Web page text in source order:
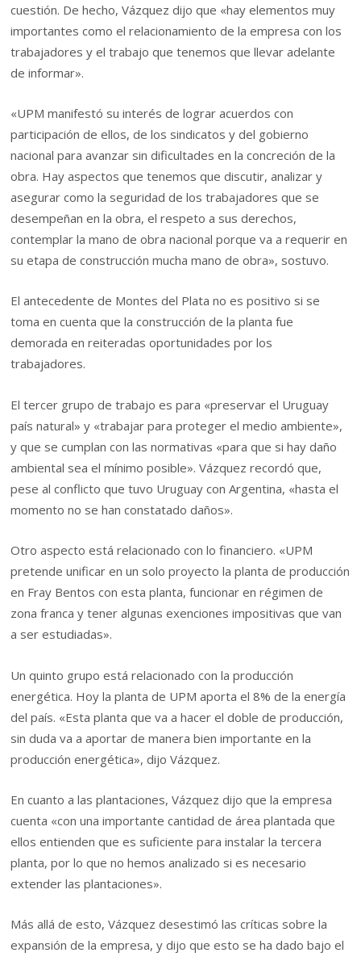
cuestión. De hecho, Vázquez dijo que «hay elementos muy
importantes como el relacionamiento de la empresa con los
trabajadores y el trabajo que tenemos que llevar adelante
de informar».
«UPM manifestó su interés de lograr acuerdos con
participación de ellos, de los sindicatos y del gobierno
nacional para avanzar sin dificultades en la concreción de la
obra. Hay aspectos que tenemos que discutir, analizar y
asegurar como la seguridad de los trabajadores que se
desempeñan en la obra, el respeto a sus derechos,
contemplar la mano de obra nacional porque va a requerir en
su etapa de construcción mucha mano de obra», sostuvo.
El antecedente de Montes del Plata no es positivo si se
toma en cuenta que la construcción de la planta fue
demorada en reiteradas oportunidades por los
trabajadores.
El tercer grupo de trabajo es para «preservar el Uruguay
país natural» y «trabajar para proteger el medio ambiente»,
y que se cumplan con las normativas «para que si hay daño
ambiental sea el mínimo posible». Vázquez recordó que,
pese al conflicto que tuvo Uruguay con Argentina, «hasta el
momento no se han constatado daños».
Otro aspecto está relacionado con lo financiero. «UPM
pretende unificar en un solo proyecto la planta de producción
en Fray Bentos con esta planta, funcionar en régimen de
zona franca y tener algunas exenciones impositivas que van
a ser estudiadas».
Un quinto grupo está relacionado con la producción
energética. Hoy la planta de UPM aporta el 8% de la energía
del país. «Esta planta que va a hacer el doble de producción,
sin duda va a aportar de manera bien importante en la
producción energética», dijo Vázquez.
En cuanto a las plantaciones, Vázquez dijo que la empresa
cuenta «con una importante cantidad de área plantada que
ellos entienden que es suficiente para instalar la tercera
planta, por lo que no hemos analizado si es necesario
extender las plantaciones».
Más allá de esto, Vázquez desestimó las críticas sobre la
expansión de la empresa, y dijo que esto se ha dado bajo el